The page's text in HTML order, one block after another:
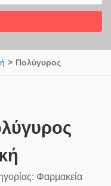
Πολύγυρος
Φαρμακεία